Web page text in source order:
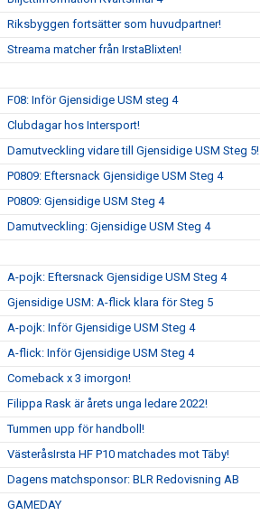
Riksbyggen fortsätter som huvudpartner!
Streama matcher från IrstaBlixten!
F08: Inför Gjensidige USM steg 4
Clubdagar hos Intersport!
Damutveckling vidare till Gjensidige USM Steg 5!
P0809: Eftersnack Gjensidige USM Steg 4
P0809: Gjensidige USM Steg 4
Damutveckling: Gjensidige USM Steg 4
A-pojk: Eftersnack Gjensidige USM Steg 4
Gjensidige USM: A-flick klara för Steg 5
A-pojk: Inför Gjensidige USM Steg 4
A-flick: Inför Gjensidige USM Steg 4
Comeback x 3 imorgon!
Filippa Rask är årets unga ledare 2022!
Tummen upp för handboll!
VästeråsIrsta HF P10 matchades mot Täby!
Dagens matchsponsor: BLR Redovisning AB
GAMEDAY